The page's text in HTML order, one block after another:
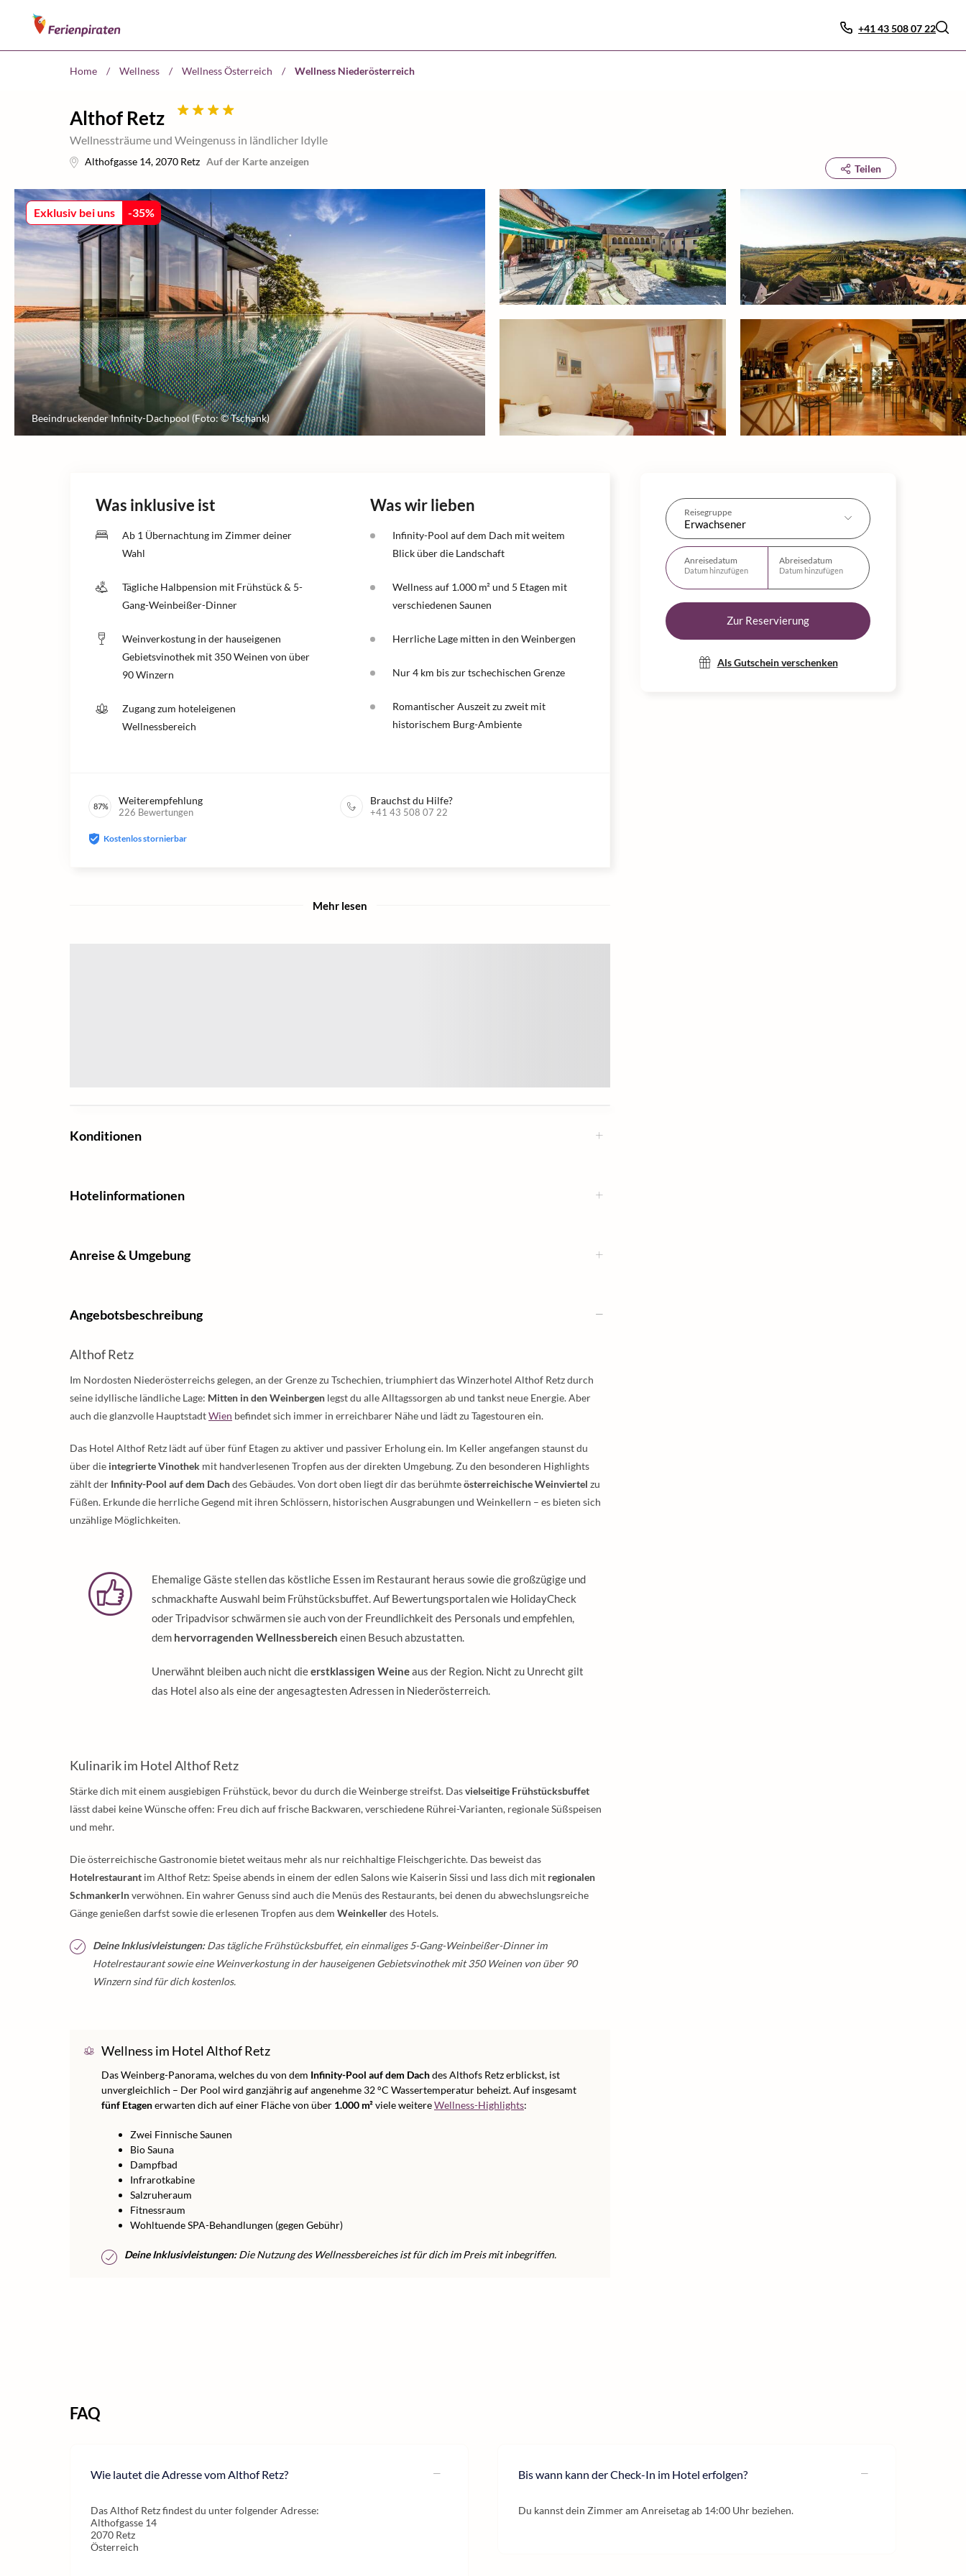
+41 43 508 07 22
Home / Wellness / Wellness Österreich / Wellness Niederösterreich
Althof Retz
Wellnessträume und Weingenuss in ländlicher Idylle
Althofgasse 14, 2070 Retz Auf der Karte anzeigen
Teilen
Exklusiv bei uns -35%
Beeindruckender Infinity-Dachpool (Foto: © Tschank)
Reisegruppe
Erwachsener
Anreisedatum
Datum hinzufügen
Abreisedatum
Datum hinzufügen
Zur Reservierung
Als Gutschein verschenken
Was inklusive ist
Ab 1 Übernachtung im Zimmer deiner
Wahl
Tägliche Halbpension mit Frühstück & 5-
Gang-Weinbeißer-Dinner
Weinverkostung in der hauseigenen
Gebietsvinothek mit 350 Weinen von über
90 Winzern
Zugang zum hoteleigenen
Wellnessbereich
Was wir lieben
Infinity-Pool auf dem Dach mit weitem
Blick über die Landschaft
Wellness auf 1.000 m² und 5 Etagen mit
verschiedenen Saunen
Herrliche Lage mitten in den Weinbergen
Nur 4 km bis zur tschechischen Grenze
Romantischer Auszeit zu zweit mit
historischem Burg-Ambiente
87% Weiterempfehlung
226 Bewertungen
Brauchst du Hilfe?
+41 43 508 07 22
Kostenlos stornierbar
Mehr lesen
Konditionen
Hotelinformationen
Anreise & Umgebung
Angebotsbeschreibung
Althof Retz
Im Nordosten Niederösterreichs gelegen, an der Grenze zu Tschechien, triumphiert das Winzerhotel Althof Retz durch
seine idyllische ländliche Lage: Mitten in den Weinbergen legst du alle Alltagssorgen ab und tankst neue Energie. Aber
auch die glanzvolle HauptstadtWien befindet sich immer in erreichbarer Nähe und lädt zu Tagestouren ein.
Das Hotel Althof Retz lädt auf über fünf Etagen zu aktiver und passiver Erholung ein. Im Keller angefangen staunst du
über die integrierte Vinothek mit handverlesenen Tropfen aus der direkten Umgebung. Zu den besonderen Highlights
zählt der Infinity-Pool auf dem Dachdes Gebäudes. Von dort oben liegt dir das berühmteösterreichische Weinviertel zu
Füßen. Erkunde die herrliche Gegend mit ihren Schlössern, historischen Ausgrabungen und Weinkellern – es bieten sich
unzählige Möglichkeiten.
Ehemalige Gäste stellen das köstliche Essen im Restaurant heraus sowie die großzügige und
schmackhafte Auswahl beim Frühstücksbuffet. Auf Bewertungsportalen wie HolidayCheck
oder Tripadvisor schwärmen sie auch von der Freundlichkeit des Personals und empfehlen,
dem hervorragenden Wellnessbereich einen Besuch abzustatten.
Unerwähnt bleiben auch nicht dieerstklassigen Weineaus der Region. Nicht zu Unrecht gilt
das Hotel also als eine der angesagtesten Adressen in Niederösterreich.
Kulinarik im Hotel Althof Retz
Stärke dich mit einem ausgiebigen Frühstück, bevor du durch die Weinberge streifst. Dasvielseitige Frühstücksbuffet
lässt dabei keine Wünsche offen: Freu dich auf frische Backwaren, verschiedene Rührei-Varianten, regionale Süßspeisen
und mehr.
Die österreichische Gastronomie bietet weitaus mehr als nur reichhaltige Fleischgerichte. Das beweist das
Hotelrestaurant im Althof Retz: Speise abends in einem der edlen Salons wie Kaiserin Sissi und lass dich mit regionalen
Schmankerlnverwöhnen. Ein wahrer Genuss sind auch die Menüs des Restaurants, bei denen du abwechslungsreiche
Gänge genießen darfst sowie die erlesenen Tropfen aus dem Weinkellerdes Hotels.
Deine Inklusivleistungen:Das tägliche Frühstücksbuffet, ein einmaliges 5-Gang-Weinbeißer-Dinner im
Hotelrestaurant sowie eine Weinverkostung in der hauseigenen Gebietsvinothek mit 350 Weinen von über 90
Winzern sind für dich kostenlos.
Wellness im Hotel Althof Retz
Das Weinberg-Panorama, welches du von dem Infinity-Pool auf dem Dachdes Althofs Retz erblickst, ist
unvergleichlich – Der Pool wird ganzjährig auf angenehme 32 °C Wassertemperatur beheizt. Auf insgesamt
fünf Etagenerwarten dich auf einer Fläche von über 1.000 m²viele weitereWellness-Highlights:
Zwei Finnische Saunen
Bio Sauna
Dampfbad
Infrarotkabine
Salzruheraum
Fitnessraum
Wohltuende SPA-Behandlungen (gegen Gebühr)
Deine Inklusivleistungen:Die Nutzung des Wellnessbereiches ist für dich im Preis mit inbegriffen.
FAQ
Wie lautet die Adresse vom Althof Retz?
Das Althof Retz findest du unter folgender Adresse:
Althofgasse 14
2070 Retz
Österreich
Bis wann kann der Check-In im Hotel erfolgen?
Du kannst dein Zimmer am Anreisetag ab 14:00 Uhr beziehen.